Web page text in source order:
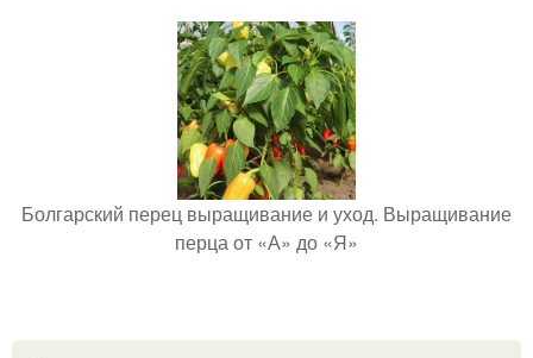
Болгарский перец выращивание и уход. Выращивание
перца от «А» до «Я»